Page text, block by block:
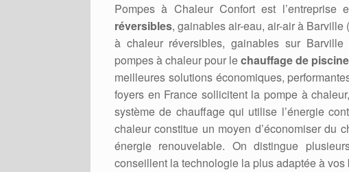
Pompes à Chaleur Confort est l’entreprise
réversibles, gainables air-eau, air-air à
à chaleur réversibles, gainables sur
pompes à chaleur pour lechauffage de piscine
meilleures solutions économiques,
foyers en France sollicitent la pompe à
système de chauffage qui utilise l’énergie
chaleur constitue un moyen d’économiser du
énergie renouvelable. On distingue
conseillent la technologie la plus adaptée à vos